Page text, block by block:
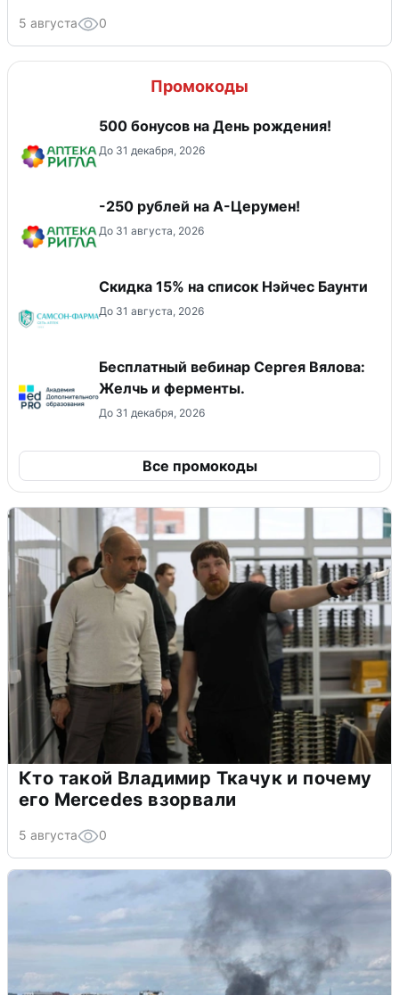
5 августа 0
Промокоды
500 бонусов на День рождения!
До 31 декабря, 2026
-250 рублей на А-Церумен!
До 31 августа, 2026
Скидка 15% на список Нэйчес Баунти
До 31 августа, 2026
Бесплатный вебинар Сергея Вялова:
Желчь и ферменты.
До 31 декабря, 2026
Все промокоды
Кто такой Владимир Ткачук и почему
его Mercedes взорвали
5 августа 0